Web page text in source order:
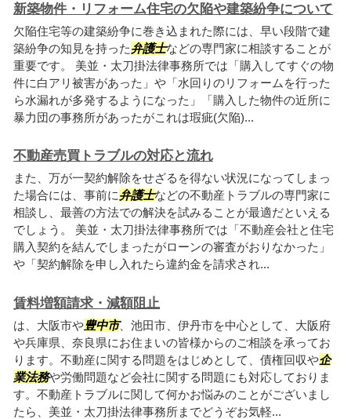
新築物件・リフォーム住宅の欠陥や建築紛争について
欠陥住宅等の建築紛争に巻き込まれた際には、早い段階で建
築紛争の知見を持った弁護士などの専門家に相談することが
重要です。 美並・太刀掛法律事務所では「購入してすぐの物
件に白アリ被害があった」や「水回りのリフォームを行った
ら水漏れが多発するようになった」「購入した物件の近所に
暴力団の事務所があったがこれは瑕疵(欠陥)...
不動産売買トラブルの対応と流れ
また、万が一契約解除をせざるを得ない状況になってしまっ
た場合には、事前に弁護士などの不動産トラブルの専門家に
相談し、最善の方法での解決を試みることが最適だといえる
でしょう。 美並・太刀掛法律事務所では「不動産会社と住宅
購入契約を結んでしまったがローンの審査がおりなかった」
や「契約解除を申し入れたら違約金を請求され...
賃料増額請求・減額阻止
は、大阪市や豊中市、池田市、伊丹市を中心として、大阪府
や兵庫県、奈良県にお住まいの皆様からのご相談を承ってお
ります。不動産に関する問題をはじめとして、債権回収や企
業法務や労働問題など会社に関する問題にも対応しておりま
す。不動産トラブルに関して何かお悩みのことがございまし
たら、美並・太刀掛法律事務所までどうぞお気軽...